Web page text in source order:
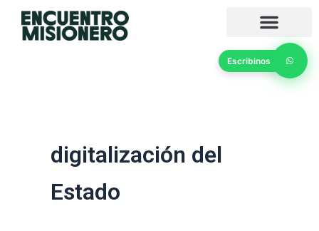
digitalización del
Estado
Escribinos